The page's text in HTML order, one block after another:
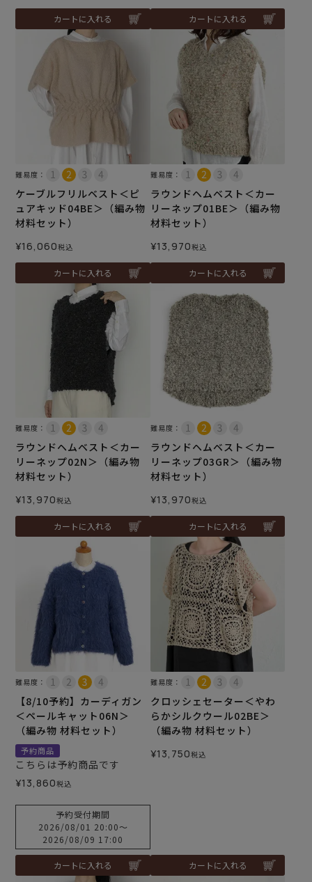
カートに入れる カートに入れる
難易度：
ケーブルフリルベスト＜ピ
ュアキッド04BE＞（編み物
材料セット）
¥16,060税込
カートに入れる
難易度：
ラウンドヘムベスト＜カー
リーネップ01BE＞（編み物
材料セット）
¥13,970税込
カートに入れる
難易度：
ラウンドヘムベスト＜カー
リーネップ02N＞（編み物
材料セット）
¥13,970税込
カートに入れる
難易度：
ラウンドヘムベスト＜カー
リーネップ03GR＞（編み物
材料セット）
¥13,970税込
カートに入れる
難易度：
【8/10予約】カーディガン
＜ペールキャット06N＞
（編み物 材料セット）
予約商品
こちらは予約商品です
¥13,860税込
予約受付期間
2026/08/01 20:00〜
2026/08/09 17:00
カートに入れる
難易度：
クロッシェセーター＜やわ
らかシルクウール02BE＞
（編み物 材料セット）
¥13,750税込
カートに入れる